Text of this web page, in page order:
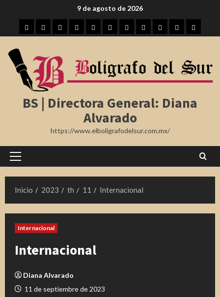
contenido
9 de agosto de 2026
InicioTampicoMaderoAltamiraTamaulipas
RegiónNota MéxicoInternacional
Farándula
BS | Directora General: Diana
Alvarado
https://www.elboligrafodelsur.com.mx/
Menú
Inicio
2023 th 11 Internacional
Internacional
Internacional
Diana Alvarado
11 de septiembre de 2023